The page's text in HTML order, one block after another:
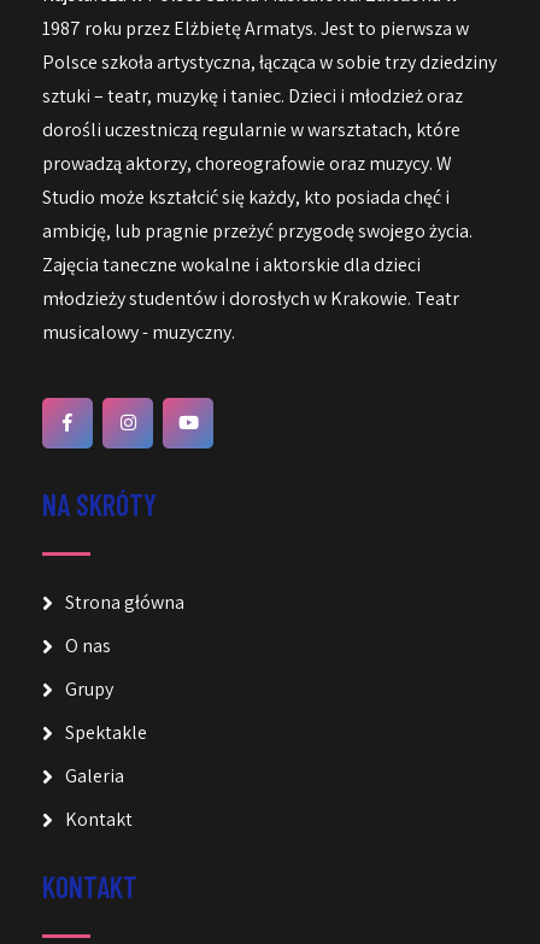
1987 roku przez Elżbietę Armatys. Jest to pierwsza w
Polsce szkoła artystyczna, łącząca w sobie trzy dziedziny
sztuki – teatr, muzykę i taniec. Dzieci i młodzież oraz
dorośli uczestniczą regularnie w warsztatach, które
prowadzą aktorzy, choreografowie oraz muzycy. W
Studio może kształcić się każdy, kto posiada chęć i
ambicję, lub pragnie przeżyć przygodę swojego życia.
Zajęcia taneczne wokalne i aktorskie dla dzieci
młodzieży studentów i dorosłych w Krakowie. Teatr
musicalowy - muzyczny.
NA SKRÓTY
Strona główna
O nas
Grupy
Spektakle
Galeria
Kontakt
KONTAKT